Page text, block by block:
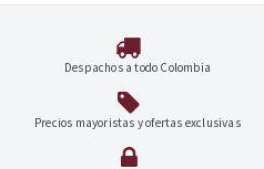
Despachos a todo Colombia
Precios mayoristas y ofertas exclusivas